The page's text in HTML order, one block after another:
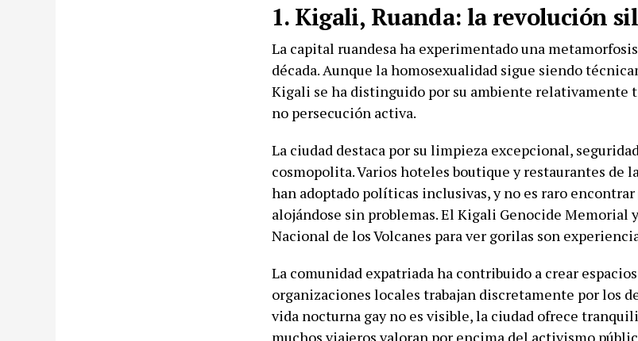
1. Kigali, Ruanda: la revolución
La capital ruandesa ha experimentado una
década. Aunque la homosexualidad sigue siendo
Kigali se ha distinguido por su ambiente relativamente
no persecución activa.
La ciudad destaca por su limpieza excepcional,
cosmopolita. Varios hoteles boutique y restaurantes de
han adoptado políticas inclusivas, y no es raro
alojándose sin problemas. El Kigali Genocide Memorial
Nacional de los Volcanes para ver gorilas son
La comunidad expatriada ha contribuido a crear
organizaciones locales trabajan discretamente por los
vida nocturna gay no es visible, la ciudad ofrece
muchos viajeros valoran por encima del activismo